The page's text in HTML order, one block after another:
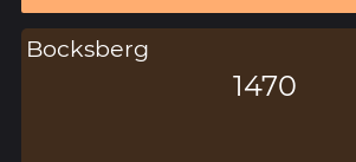
Bocksberg
1470